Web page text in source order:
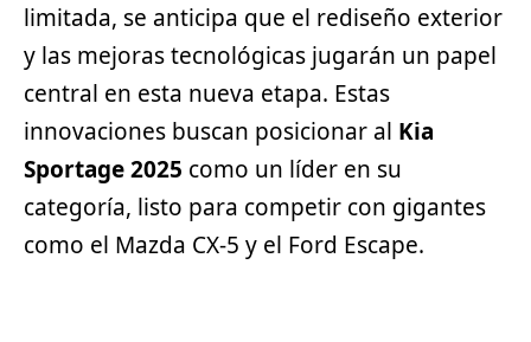
limitada, se anticipa que el rediseño exterior
y las mejoras tecnológicas jugarán un papel
central en esta nueva etapa. Estas
innovaciones buscan posicionar al Kia
Sportage 2025 como un líder en su
categoría, listo para competir con gigantes
como el Mazda CX-5 y el Ford Escape.